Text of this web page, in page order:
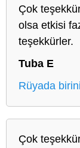
Çok
olsa etkisi
teşekkürler.
Tuba E
Rüyada
Çok